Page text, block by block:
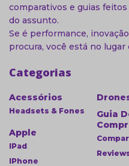
comparativos e guias
do assunto.
Se é performance,
procura, você está no lugar
Categorias
Acessórios
Headsets & Fones
Apple
IPad
IPhone
Guia